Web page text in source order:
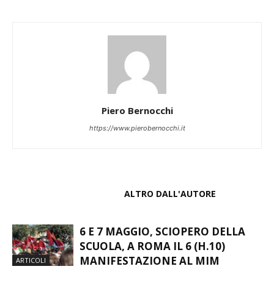
Piero Bernocchi
https://www.pierobernocchi.it
ALTRO DALL'AUTORE
ARTICOLI
6 E 7 MAGGIO, SCIOPERO DELLA
SCUOLA, A ROMA IL 6 (H.10)
MANIFESTAZIONE AL MIM